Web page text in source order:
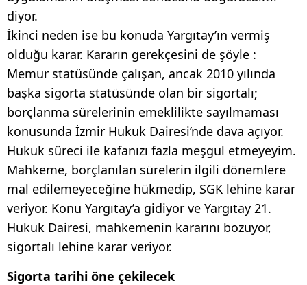
diyor.
İkinci neden ise bu konuda Yargıtay’ın vermiş
olduğu karar. Kararın gerekçesini de şöyle :
Memur statüsünde çalışan, ancak 2010 yılında
başka sigorta statüsünde olan bir sigortalı;
borçlanma sürelerinin emeklilikte sayılmaması
konusunda İzmir Hukuk Dairesi’nde dava açıyor.
Hukuk süreci ile kafanızı fazla meşgul etmeyeyim.
Mahkeme, borçlanılan sürelerin ilgili dönemlere
mal edilemeyeceğine hükmedip, SGK lehine karar
veriyor. Konu Yargıtay’a gidiyor ve Yargıtay 21.
Hukuk Dairesi, mahkemenin kararını bozuyor,
sigortalı lehine karar veriyor.
Sigorta tarihi öne çekilecek